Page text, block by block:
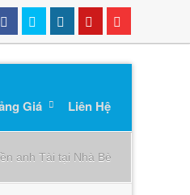
Giá Liên Hệ
anh Tài tại Nhà Bè